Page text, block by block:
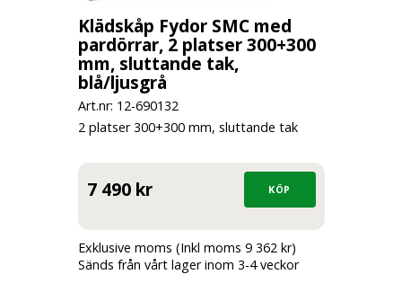
Klädskåp Fydor SMC med
pardörrar, 2 platser 300+300
mm, sluttande tak,
blå/ljusgrå
Art.nr: 12-690132
2 platser 300+300 mm, sluttande tak
7 490 kr
Exklusive moms (Inkl moms 9 362 kr)
Sänds från vårt lager inom 3-4 veckor